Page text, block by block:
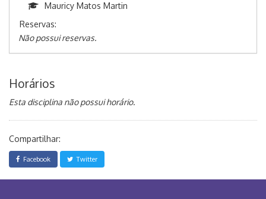
Mauricy Matos Martin
Reservas:
Não possui reservas.
Horários
Esta disciplina não possui horário.
Compartilhar:
Facebook Twitter